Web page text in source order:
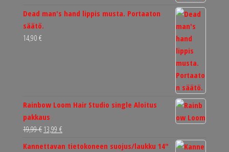
Dead man's hand lippis musta. Portaaton
säätö.
14,90 €
Rainbow Loom Hair Studio single Aloitus
pakkaus
19,99€ Alkuperäinen
13,99 €Nykyinen
Kannettavan tietokoneen suojus/laukku 14"